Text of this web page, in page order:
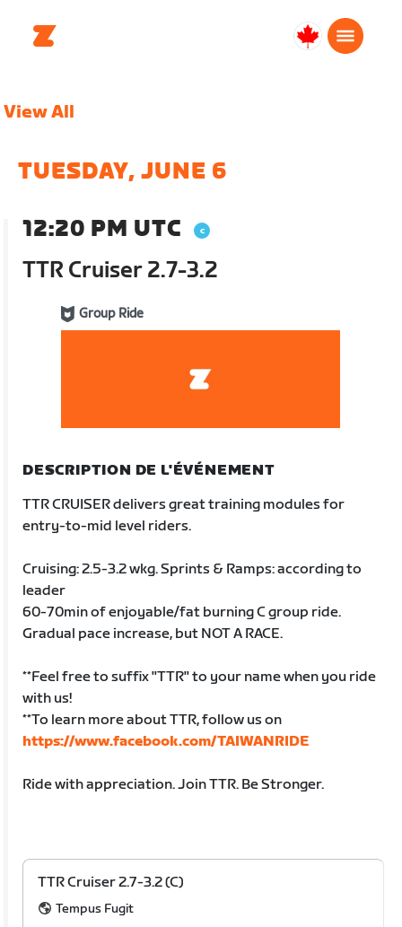
Canada
View All
TUESDAY, JUNE 6
12:20 PM UTC
TTR Cruiser 2.7-3.2
Group Ride
DESCRIPTION DE L'ÉVÉNEMENT
TTR CRUISER delivers great training modules for
entry-to-mid level riders.
Cruising: 2.5-3.2 wkg. Sprints & Ramps: according to
leader
60-70min of enjoyable/fat burning C group ride.
Gradual pace increase, but NOT A RACE.
**Feel free to suffix "TTR" to your name when you ride
with us!
**To learn more about TTR, follow us on
https://www.facebook.com/TAIWANRIDE
Ride with appreciation. Join TTR. Be Stronger.
TTR Cruiser 2.7-3.2 (C)
Tempus Fugit